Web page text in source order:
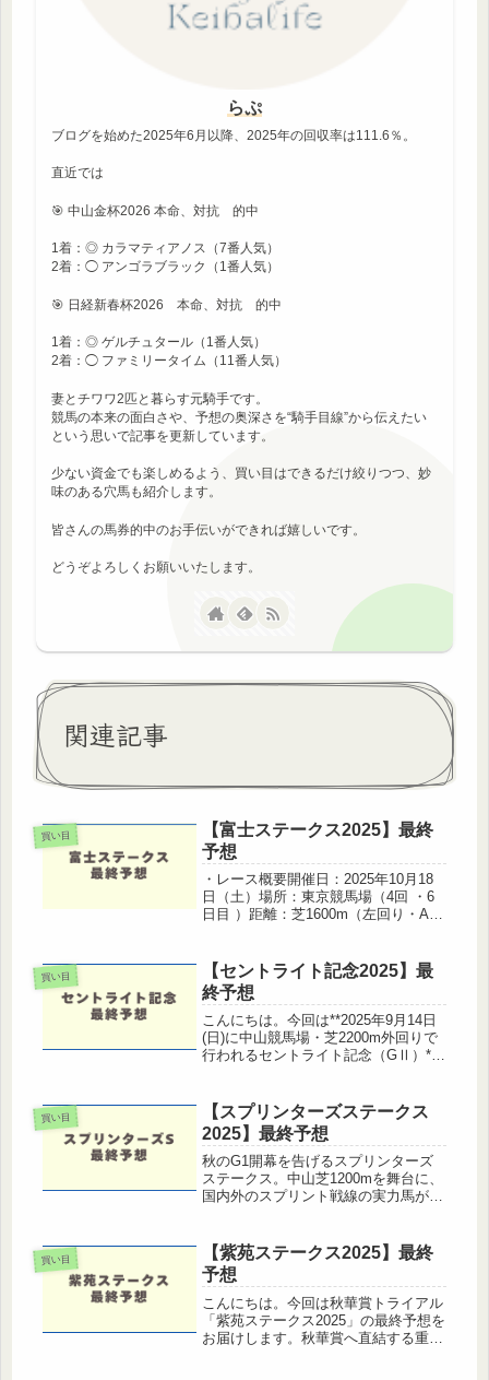
らぷ
ブログを始めた2025年6月以降、2025年の回収率は111.6％。
直近では
🎯 中山金杯2026 本命、対抗 的中
1着：◎ カラマティアノス（7番人気）
2着：◯ アンゴラブラック（1番人気）
🎯 日経新春杯2026 本命、対抗 的中
1着：◎ ゲルチュタール（1番人気）
2着：◯ ファミリータイム（11番人気）
妻とチワワ2匹と暮らす元騎手です。
競馬の本来の面白さや、予想の奥深さを“騎手目線”から伝えたい
という思いで記事を更新しています。
少ない資金でも楽しめるよう、買い目はできるだけ絞りつつ、妙
味のある穴馬も紹介します。
皆さんの馬券的中のお手伝いができれば嬉しいです。
どうぞよろしくお願いいたします。
関連記事
買い目
【富士ステークス2025】最終
予想
・レース概要開催日：2025年10月18
日（土）場所：東京競馬場（4回 ・6
日目 ）距離：芝1600m（左回り・Aコ
（GⅡ） ・過去データから読み取る傾
向過去10年で連対馬...
買い目
【セントライト記念2025】最
終予想
こんにちは。今回は**2025年9月14日
(日)に中山競馬場・芝2200m外回りで
行われるセントライト記念（GⅡ）**
は、クラシック路線を歩んできた3歳
馬が再び集結し、秋の...
買い目
【スプリンターズステークス
2025】最終予想
秋のG1開幕を告げるスプリンターズ
ステークス。中山芝1200mを舞台に、
国内外のスプリント戦線の実力馬が集
下の馬が馬券内に11回絡んでおり、穴
馬の激走も見逃せません。本記...
買い目
【紫苑ステークス2025】最終
予想
こんにちは。今回は秋華賞トライアル
「紫苑ステークス2025」の最終予想を
お届けします。秋華賞へ直結する重要